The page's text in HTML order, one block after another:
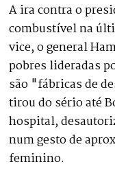
A ira contra o
combustível na
vice, o general
pobres lideradas
são "fábricas de
tirou do sério até
hospital,
num gesto de
feminino.